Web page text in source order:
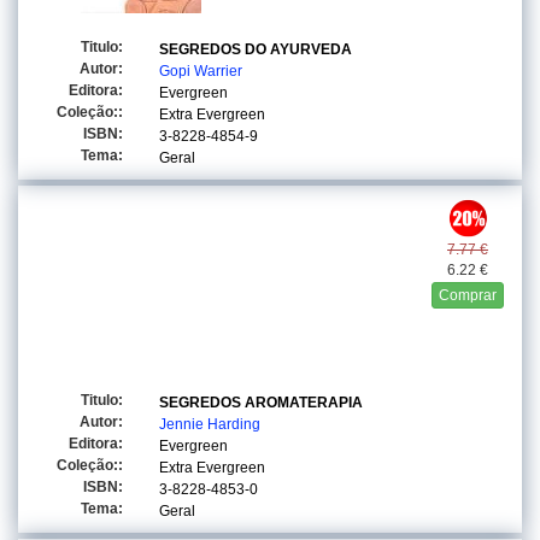
Titulo:
SEGREDOS DO AYURVEDA
Autor:
Gopi Warrier
Editora:
Evergreen
Coleção::
Extra Evergreen
ISBN:
3-8228-4854-9
Tema:
Geral
7.77 €
6.22 €
Comprar
Titulo:
SEGREDOS AROMATERAPIA
Autor:
Jennie Harding
Editora:
Evergreen
Coleção::
Extra Evergreen
ISBN:
3-8228-4853-0
Tema:
Geral